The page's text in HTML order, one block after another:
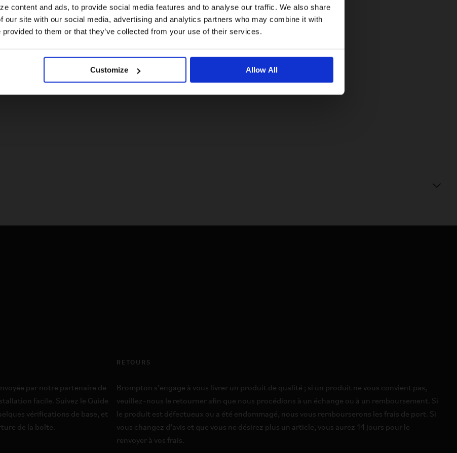
content and ads, to provide social media features and to analyse our traffic. We also share
our site with our social media, advertising and analytics partners who may combine it with
provided to them or that they’ve collected from your use of their services.
Customize Allow All
par notre partenaire de
facile. Suivez le Guide
vérifications de base, et
de la boîte.
RETOURS
Brompton s’engage à vous livrer un produit de qualité ; si un produit ne vous convient pas,
veuillez-nous le retourner afin que nous procédions à un échange ou à un remboursement. Si
le produit est défectueux ou a été endommagé, nous vous rembourserons les frais de port. Si
vous changez d’avis et que vous ne désirez plus un article, vous aurez 14 jours pour le
renvoyer à vos frais.
No, stay here